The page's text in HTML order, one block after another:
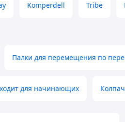
Komperdell Tribe
Палки для перемещения по
для начинающих